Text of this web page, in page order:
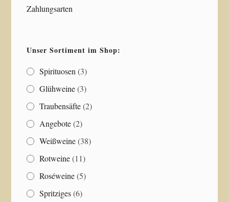
Zahlungsarten
Unser Sortiment im Shop:
Spirituosen (3)
Glühweine (3)
Traubensäfte (2)
Angebote (2)
Weißweine (38)
Rotweine (11)
Roséweine (5)
Spritziges (6)